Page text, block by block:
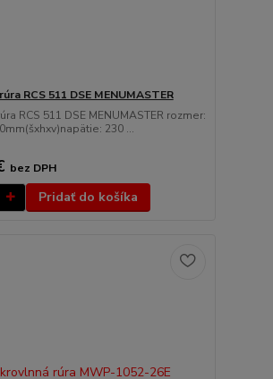
RCS 511 DSE MENUMASTER
RCS 511 DSE MENUMASTER rozmer:
230 ...
bez DPH
Pridať do košíka